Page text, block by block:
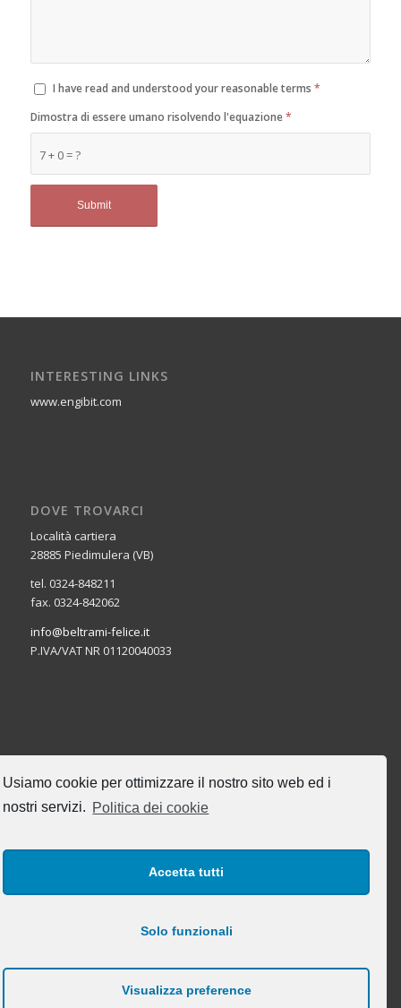
Usiamo cookie per ottimizzare il nostro sito web ed i
nostri servizi. Politica dei cookie
Accetta tutti
Solo funzionali
Visualizza preference
I have read and understood your reasonable terms *
7 + 0 = ?
Dimostra di essere umano risolvendo l'equazione*
INTERESTING LINKS
www.engibit.com
DOVE TROVARCI
Località cartiera
28885 Piedimulera (VB)
tel. 0324-848211
fax. 0324-842062
info@beltrami-felice.it
P.IVA/VAT NR 01120040033
CERCA NEL SITO
I NOSTRI ORARI DI UFFICIO